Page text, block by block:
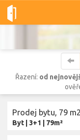
Dobré-nemovitosti.cz
Řazení: od
Prodej bytu, 79
Byt 3+1 79m²